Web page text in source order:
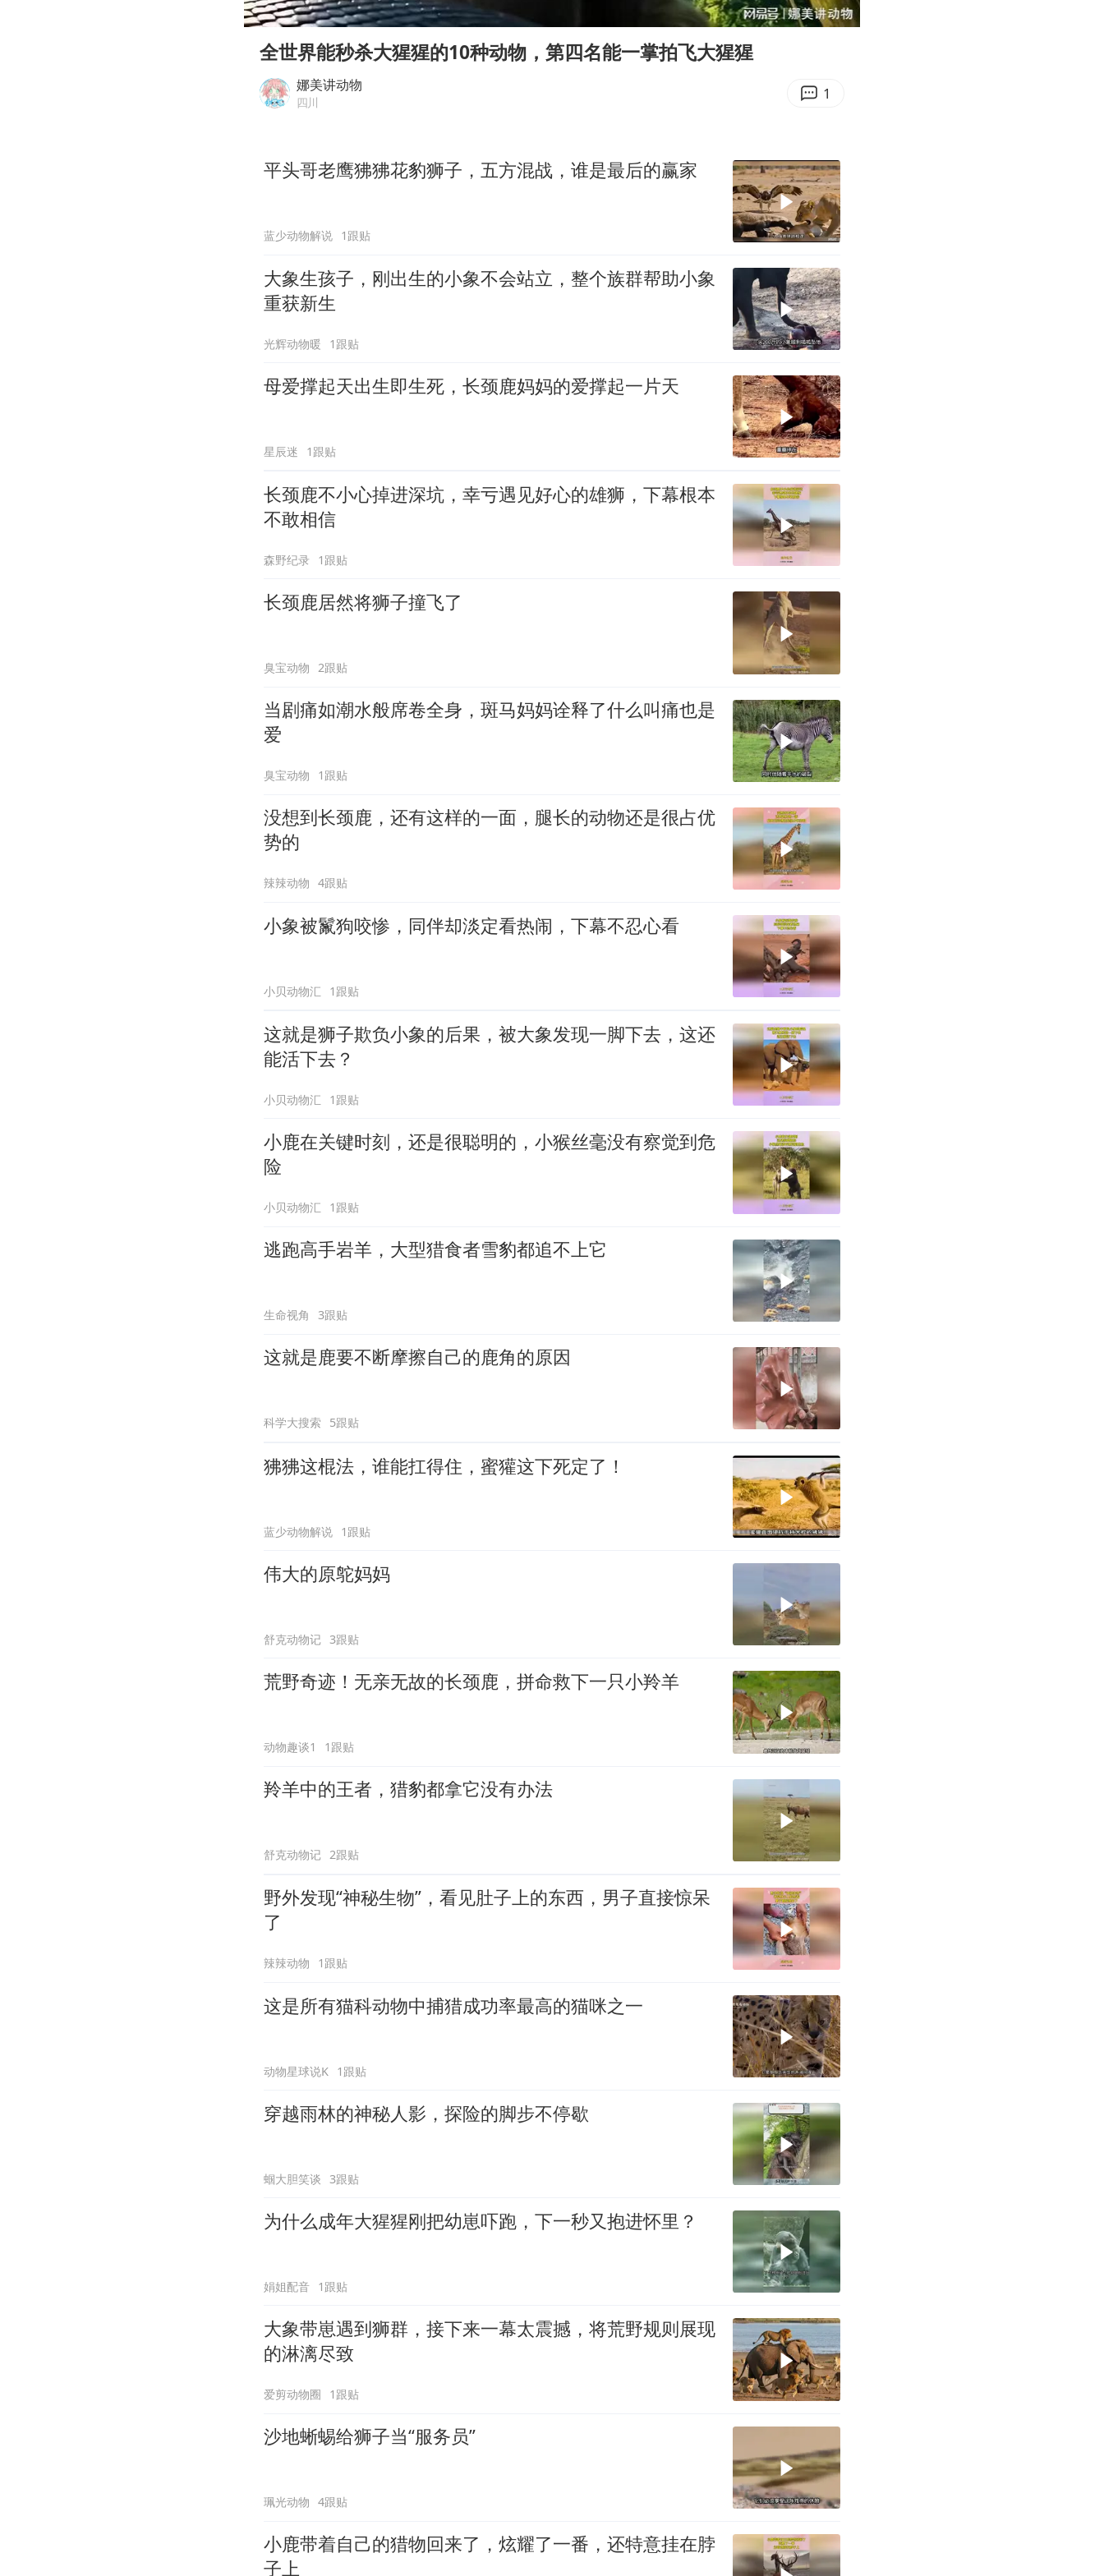
微信新功能：你可以“撤回”你的撤回
上半年国内居民出游人次34.63亿
老人被城管撞倒后离世亲属质疑记录仪
Play
00:00 20:30
Enter
全世界能秒杀大猩猩的10种动物，第四名能一掌拍飞大猩猩
娜美讲动物
四川 1
平头哥老鹰狒狒花豹狮子，五方混战，谁是最后的赢家
蓝少动物解说 1跟贴
大象生孩子，刚出生的小象不会站立，整个族群帮助小象
重获新生
光辉动物暖 1跟贴
母爱撑起天出生即生死，长颈鹿妈妈的爱撑起一片天
星辰迷 1跟贴
长颈鹿不小心掉进深坑，幸亏遇见好心的雄狮，下幕根本
不敢相信
森野纪录 1跟贴
长颈鹿居然将狮子撞飞了
臭宝动物 2跟贴
当剧痛如潮水般席卷全身，斑马妈妈诠释了什么叫痛也是
爱
臭宝动物 1跟贴
没想到长颈鹿，还有这样的一面，腿长的动物还是很占优
势的
辣辣动物 4跟贴
小象被鬣狗咬惨，同伴却淡定看热闹，下幕不忍心看
小贝动物汇 1跟贴
这就是狮子欺负小象的后果，被大象发现一脚下去，这还
能活下去？
小贝动物汇 1跟贴
小鹿在关键时刻，还是很聪明的，小猴丝毫没有察觉到危
险
小贝动物汇 1跟贴
逃跑高手岩羊，大型猎食者雪豹都追不上它
生命视角 3跟贴
这就是鹿要不断摩擦自己的鹿角的原因
科学大搜索 5跟贴
狒狒这棍法，谁能扛得住，蜜獾这下死定了！
蓝少动物解说 1跟贴
伟大的原鸵妈妈
舒克动物记 3跟贴
荒野奇迹！无亲无故的长颈鹿，拼命救下一只小羚羊
动物趣谈1 1跟贴
羚羊中的王者，猎豹都拿它没有办法
舒克动物记 2跟贴
野外发现“神秘生物”，看见肚子上的东西，男子直接惊呆
了
辣辣动物 1跟贴
这是所有猫科动物中捕猎成功率最高的猫咪之一
动物星球说K 1跟贴
穿越雨林的神秘人影，探险的脚步不停歇
蝈大胆笑谈 3跟贴
为什么成年大猩猩刚把幼崽吓跑，下一秒又抱进怀里？
娟姐配音 1跟贴
大象带崽遇到狮群，接下来一幕太震撼，将荒野规则展现
的淋漓尽致
爱剪动物圈 1跟贴
沙地蜥蜴给狮子当“服务员”
珮光动物 4跟贴
小鹿带着自己的猎物回来了，炫耀了一番，还特意挂在脖
子上